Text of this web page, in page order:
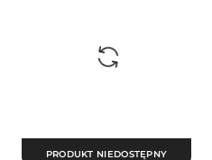
PRODUKT NIEDOSTĘPNY